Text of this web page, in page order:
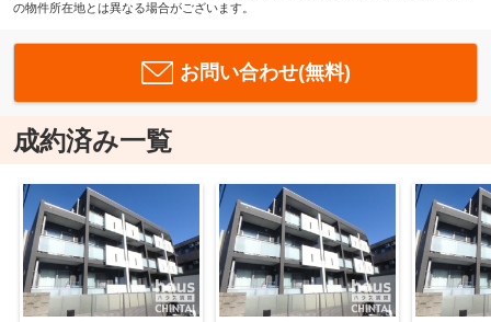
の物件所在地とは異なる場合がございます。
お問い合わせ(無料)
成約済み一覧